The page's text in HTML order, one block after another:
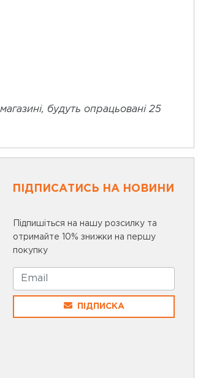
будуть опрацьовані 25
ПІДПИСАТИСЬ НА НОВИНИ
Підпишіться на нашу розсилку та
отримайте 10% знижки на першу
покупку
ПІДПИСКА